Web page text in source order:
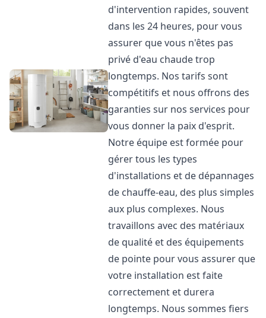
d'intervention rapides, souvent
dans les 24 heures, pour vous
assurer que vous n'êtes pas
privé d'eau chaude trop
longtemps. Nos tarifs sont
compétitifs et nous offrons des
garanties sur nos services pour
vous donner la paix d'esprit.
Notre équipe est formée pour
gérer tous les types
d'installations et de dépannages
de chauffe-eau, des plus simples
aux plus complexes. Nous
travaillons avec des matériaux
de qualité et des équipements
de pointe pour vous assurer que
votre installation est faite
correctement et durera
longtemps. Nous sommes fiers